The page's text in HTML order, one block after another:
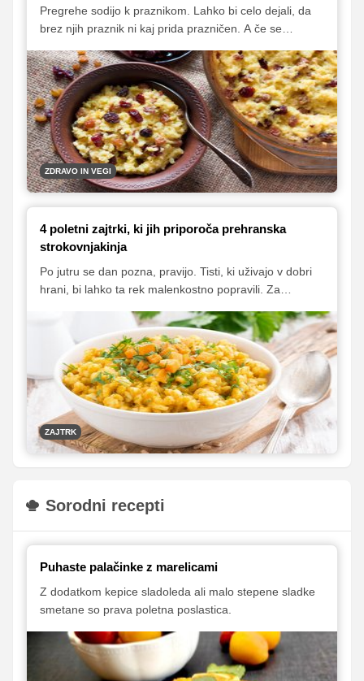
Pregrehe sodijo k praznikom. Lahko bi celo dejali, da
brez njih praznik ni kaj prida prazničen. A če se
bi smele škodovati. Pričnite jutro po pregrešnem dnevu
s krepčilnim zdravim zajtrkom. Vsebuje naj obilico
koristnih snovi in spodbudi prebavo. V nadaljevanju
vam ponujamo nekaj odličnih predlogov.
ZDRAVO IN VEGI
4 poletni zajtrki, ki jih priporoča prehranska
strokovnjakinja
Po jutru se dan pozna, pravijo. Tisti, ki uživajo v dobri
hrani, bi lahko ta rek malenkostno popravili. Za
zajtrkom. Da bi se počutili res odlično, je za povrh
lahko ta tudi zdrav. Za nasvete za zdrav poletni zajtrk
smo prosili nutricistko Mojco Cepuš.
ZAJTRK
Sorodni recepti
Puhaste palačinke z marelicami
Z dodatkom kepice sladoleda ali malo stepene sladke
smetane so prava poletna poslastica.